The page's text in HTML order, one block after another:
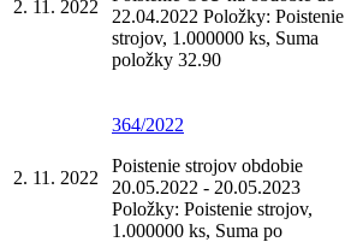
2. 11. 2022
22.04.2022 Položky: Poistenie
strojov, 1.000000 ks, Suma
položky 32.90
2. 11. 2022
364/2022
Poistenie strojov obdobie
20.05.2022 - 20.05.2023
Položky: Poistenie strojov,
1.000000 ks, Suma po